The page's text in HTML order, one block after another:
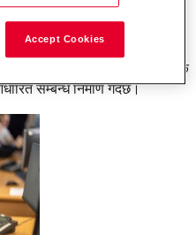
उनीहरूसँग जीवन सीप र भावनात्मक
सम्बन्ध निर्माण गर्दछ।
Accept Cookies